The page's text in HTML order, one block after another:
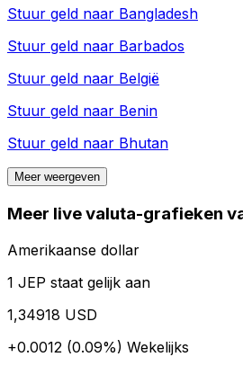
Stuur geld naar Bangladesh
Stuur geld naar Barbados
Stuur geld naar België
Stuur geld naar Benin
Stuur geld naar Bhutan
Meer weergeven
Meer live valuta-grafieken
Amerikaanse dollar
1 JEP staat gelijk aan
1,34918 USD
+0.0012 (0.09%) Wekelijks